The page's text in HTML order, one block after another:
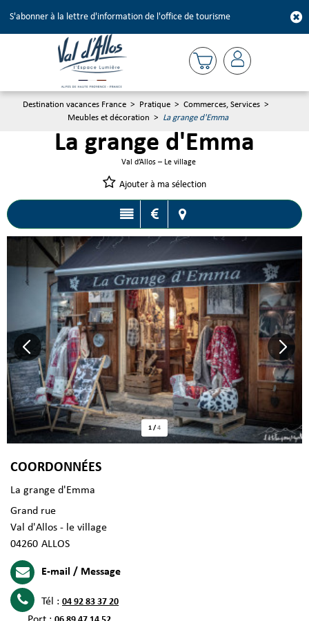
S'abonner à la lettre d'information de l'office de tourisme
Destination vacances France > Pratique > Commerces, Services >
Meubles et décoration > La grange d'Emma
La grange d'Emma
Val d’Allos – Le village
Ajouter à ma sélection
1/4
COORDONNÉES
La grange d'Emma
Grand rue
Val d'Allos - le village
04260 ALLOS
E-mail / Message
Tél : 04 92 83 37 20